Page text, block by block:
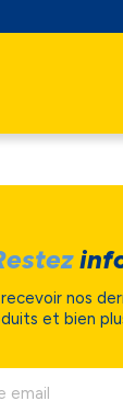
nos
et bien